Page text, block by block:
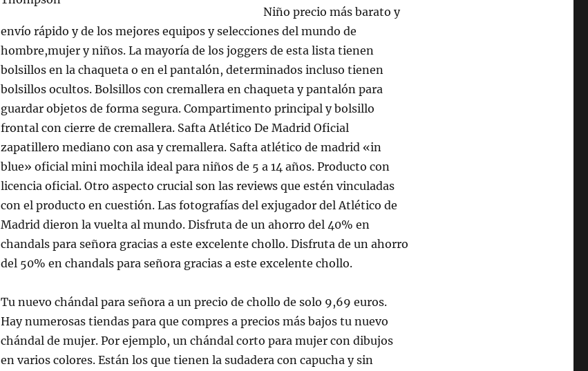
Niño precio más barato y
envío rápido y de los mejores equipos y selecciones del mundo de
hombre,mujer y niños. La mayoría de los joggers de esta lista tienen
bolsillos en la chaqueta o en el pantalón, determinados incluso tienen
bolsillos ocultos. Bolsillos con cremallera en chaqueta y pantalón para
guardar objetos de forma segura. Compartimento principal y bolsillo
frontal con cierre de cremallera. Safta Atlético De Madrid Oficial
zapatillero mediano con asa y cremallera. Safta atlético de madrid «in
blue» oficial mini mochila ideal para niños de 5 a 14 años. Producto con
licencia oficial. Otro aspecto crucial son las reviews que estén vinculadas
con el producto en cuestión. Las fotografías del exjugador del Atlético de
Madrid dieron la vuelta al mundo. Disfruta de un ahorro del 40% en
chandals para señora gracias a este excelente chollo. Disfruta de un ahorro
del 50% en chandals para señora gracias a este excelente chollo.
Tu nuevo chándal para señora a un precio de chollo de solo 9,69 euros.
Hay numerosas tiendas para que compres a precios más bajos tu nuevo
chándal de mujer. Por ejemplo, un chándal corto para mujer con dibujos
en varios colores. Están los que tienen la sudadera con capucha y sin